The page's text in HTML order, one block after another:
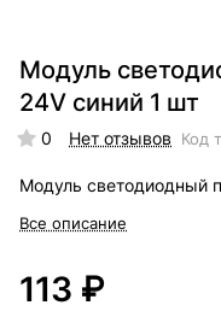
Модуль
24V синий 1 шт
0 Нет отзывов Код
Модуль светодиодный
Все описание
113 ₽